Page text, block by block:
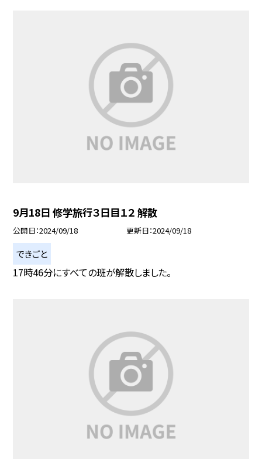
9月18日 修学旅行３日目１２ 解散
公開日 2024/09/18 更新日 2024/09/18
できごと
17時46分にすべての班が解散しました。